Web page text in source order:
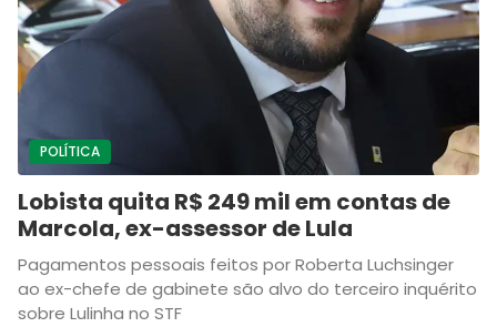
POLÍTICA
Lobista quita R$ 249 mil em contas de
Marcola, ex-assessor de Lula
Pagamentos pessoais feitos por Roberta Luchsinger
ao ex-chefe de gabinete são alvo do terceiro inquérito
sobre Lulinha no STF